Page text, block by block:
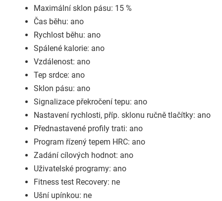
Maximální sklon pásu: 15 %
Čas běhu: ano
Rychlost běhu: ano
Spálené kalorie: ano
Vzdálenost: ano
Tep srdce: ano
Sklon pásu: ano
Signalizace překročení tepu: ano
Nastavení rychlosti, příp. sklonu ručně tlačítky: ano
Přednastavené profily trati: ano
Program řízený tepem HRC: ano
Zadání cílových hodnot: ano
Uživatelské programy: ano
Fitness test Recovery: ne
Ušní upínkou: ne